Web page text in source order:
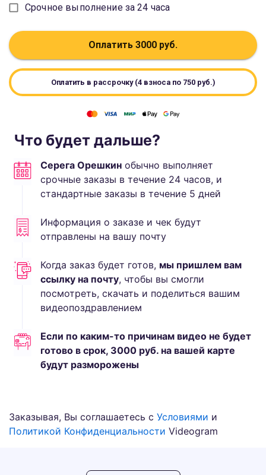
Срочное выполнение за 24 часа
Оплатить 3000 руб.
Оплатить в рассрочку (4 взноса по 750руб.)
Что будет дальше?
Серега Орешкин обычно выполняет
срочные заказы в течение 24 часов, и
стандартные заказы в течение 5 дней
Информация о заказе и чек будут
отправлены на вашу почту
Когда заказ будет готов, мы пришлем вам
ссылку на почту, чтобы вы смогли
посмотреть, скачать и поделиться вашим
видеопоздравлением
Если по каким-то причинам видео не будет
готово в срок, 3000 руб. на вашей карте
будут разморожены
Заказывая, Вы соглашаетесь с Условиями и
Политикой Конфиденциальности Videogram